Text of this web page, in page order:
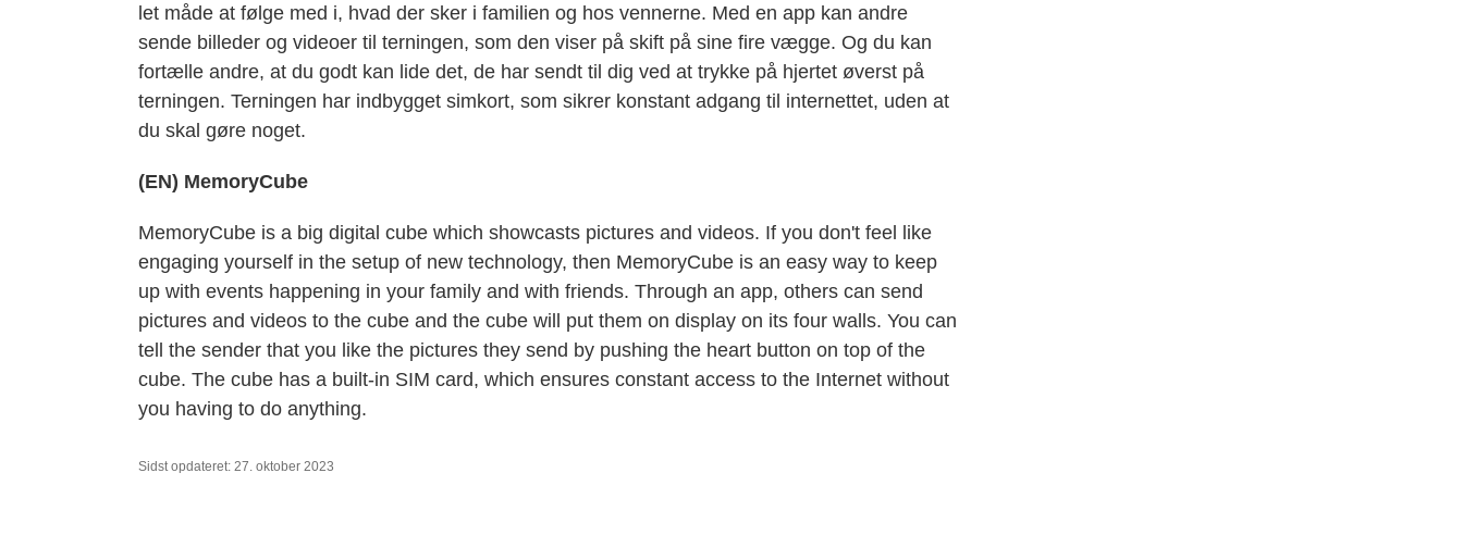
let måde at følge med i, hvad der sker i familien og hos vennerne. Med en app kan andre
sende billeder og videoer til terningen, som den viser på skift på sine fire vægge. Og du kan
fortælle andre, at du godt kan lide det, de har sendt til dig ved at trykke på hjertet øverst på
terningen. Terningen har indbygget simkort, som sikrer konstant adgang til internettet, uden at
du skal gøre noget.
(EN) MemoryCube
MemoryCube is a big digital cube which showcasts pictures and videos. If you don't feel like
engaging yourself in the setup of new technology, then MemoryCube is an easy way to keep
up with events happening in your family and with friends. Through an app, others can send
pictures and videos to the cube and the cube will put them on display on its four walls. You can
tell the sender that you like the pictures they send by pushing the heart button on top of the
cube. The cube has a built-in SIM card, which ensures constant access to the Internet without
you having to do anything.
Sidst opdateret: 27. oktober 2023